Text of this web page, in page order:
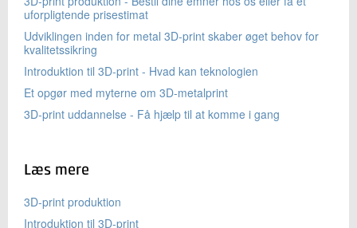
uforpligtende prisestimat
Udviklingen inden for metal 3D-print skaber øget behov for
kvalitetssikring
Introduktion til 3D-print - Hvad kan teknologien
Et opgør med myterne om 3D-metalprint
3D-print uddannelse - Få hjælp til at komme i gang
Læs mere
3D-print produktion
Introduktion til 3D-print